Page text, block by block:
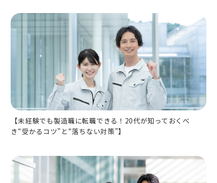
【未経験でも製造職に転職できる！20代が知っておくべ
き“受かるコツ”と“落ちない対策”】